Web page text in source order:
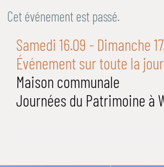
Cet événement est passé.
Samedi 16.09 - Dimanche
Événement sur toute la
Maison communale
Journées du Patrimoine à